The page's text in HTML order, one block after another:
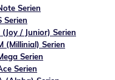
Serien
Serien
/ Junior) Serien
(Millinial) Serien
Serien
Serien